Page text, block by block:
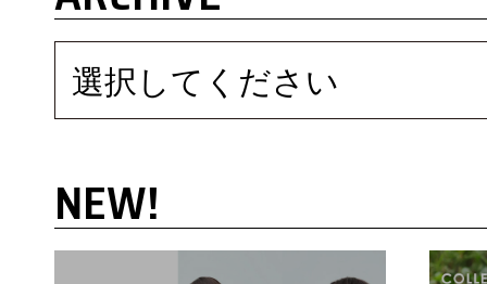
選択してください
NEW!